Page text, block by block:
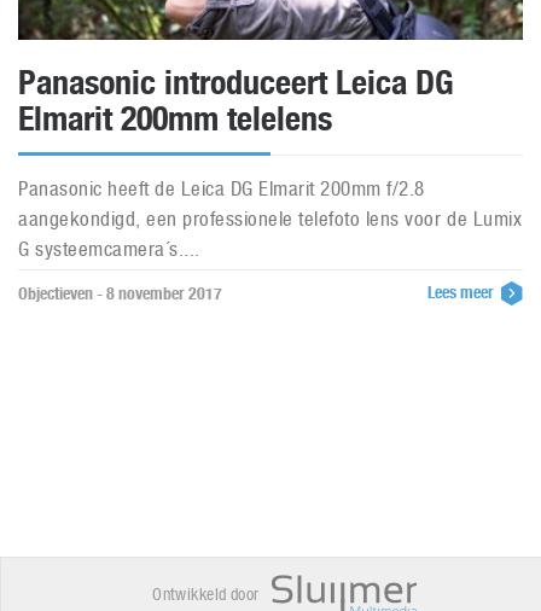
Panasonic introduceert Leica DG
Elmarit 200mm telelens
Panasonic heeft de Leica DG Elmarit 200mm f/2.8
aangekondigd, een professionele telefoto lens voor de Lumix
G systeemcamera´s....
Objectieven - 8 november 2017 Lees meer
Ontwikkeld door